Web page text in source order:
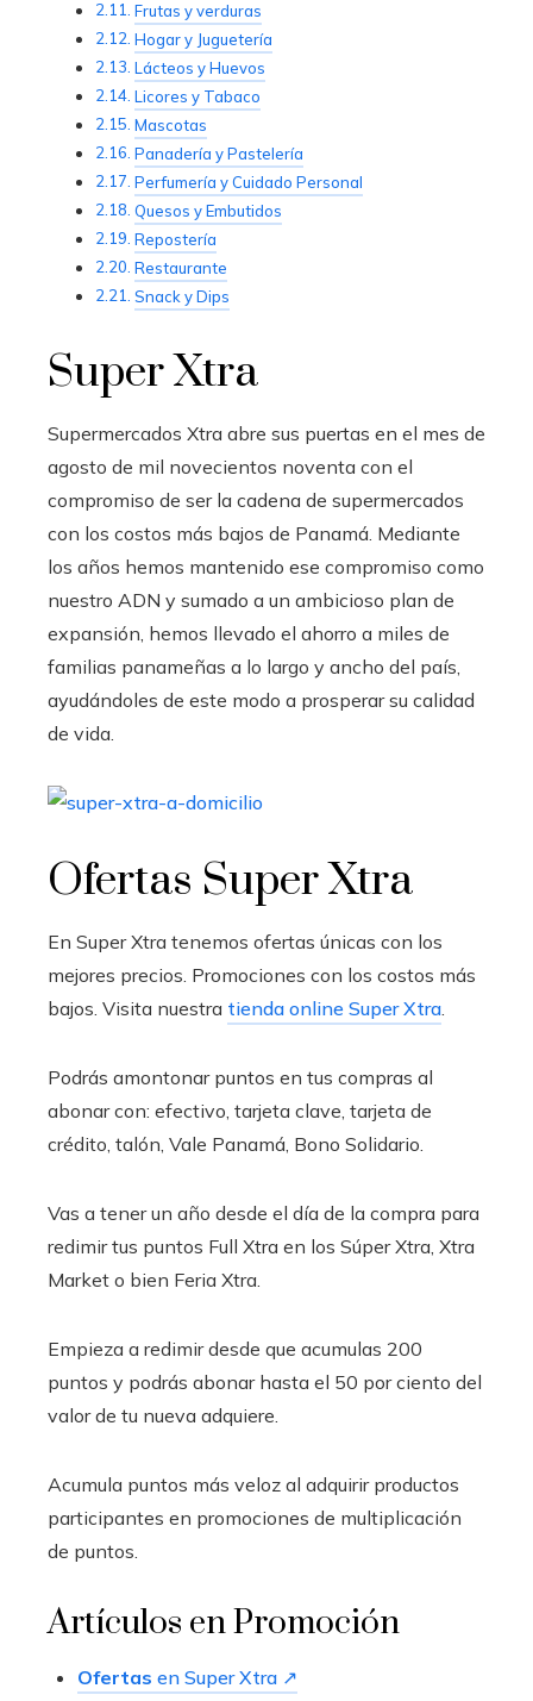
Frutas y verduras
Hogar y Juguetería
Lácteos y Huevos
Licores y Tabaco
Mascotas
Panadería y Pastelería
Perfumería y Cuidado Personal
Quesos y Embutidos
Repostería
Restaurante
Snack y Dips
Super Xtra
Supermercados Xtra abre sus puertas en el mes de
agosto de mil novecientos noventa con el
compromiso de ser la cadena de supermercados
con los costos más bajos de Panamá. Mediante
los años hemos mantenido ese compromiso como
nuestro ADN y sumado a un ambicioso plan de
expansión, hemos llevado el ahorro a miles de
familias panameñas a lo largo y ancho del país,
ayudándoles de este modo a prosperar su calidad
de vida.
Ofertas Super Xtra
En Super Xtra tenemos ofertas únicas con los
mejores precios. Promociones con los costos más
bajos. Visita nuestra tienda online Super Xtra.
Podrás amontonar puntos en tus compras al
abonar con: efectivo, tarjeta clave, tarjeta de
crédito, talón, Vale Panamá, Bono Solidario.
Vas a tener un año desde el día de la compra para
redimir tus puntos Full Xtra en los Súper Xtra, Xtra
Market o bien Feria Xtra.
Empieza a redimir desde que acumulas 200
puntos y podrás abonar hasta el 50 por ciento del
valor de tu nueva adquiere.
Acumula puntos más veloz al adquirir productos
participantes en promociones de multiplicación
de puntos.
Artículos en Promoción
Ofertas en Super Xtra ↗